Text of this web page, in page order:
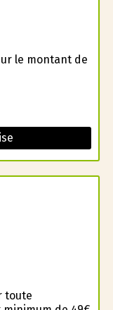
le montant de
toute